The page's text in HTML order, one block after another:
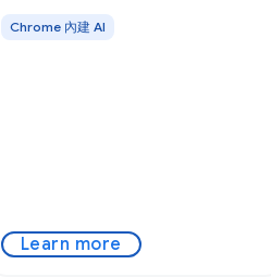
Chrome 內建 AI
Learn more